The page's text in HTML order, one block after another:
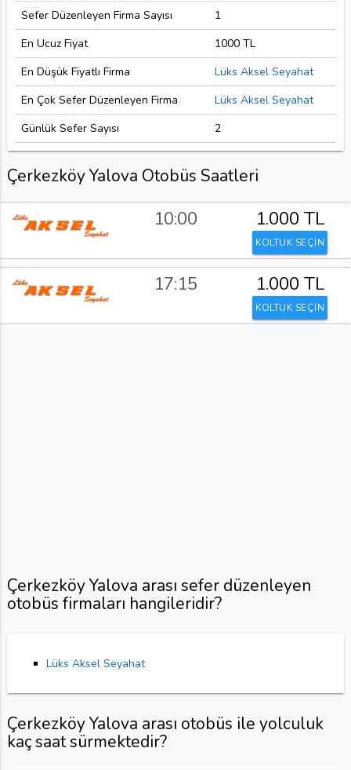
Sefer Düzenleyen Firma Sayısı
1
En Ucuz Fiyat
1000 TL
En Düşük Fiyatlı Firma
Lüks Aksel Seyahat
En Çok Sefer Düzenleyen Firma
Lüks Aksel Seyahat
Günlük Sefer Sayısı
2
Çerkezköy Yalova Otobüs Saatleri
10:00 1.000 TL
KOLTUK SEÇİN
17:15 1.000 TL
KOLTUK SEÇİN
Çerkezköy Yalova arası sefer düzenleyen
otobüs firmaları hangileridir?
Lüks Aksel Seyahat
Çerkezköy Yalova arası otobüs ile yolculuk
kaç saat sürmektedir?